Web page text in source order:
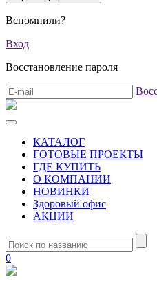
Вспомнили?
Вход
Восстановление пароля
КАТАЛОГ
ГОТОВЫЕ ПРОЕКТЫ
ГДЕ КУПИТЬ
О КОМПАНИИ
НОВИНКИ
Здоровый офис
АКЦИИ
0